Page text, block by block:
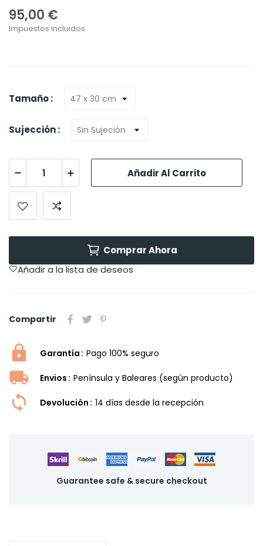
95,00 €
Impuestos incluidos
Tamaño :
Sujección :
Añadir Al Carrito
Comprar Ahora
Añadir a la lista de deseos
Compartir
Garantía Pago 100% seguro
Envios Península y Baleares (según producto)
Devolución 14 dí­as desde la recepción
Guarantee safe & secure checkout